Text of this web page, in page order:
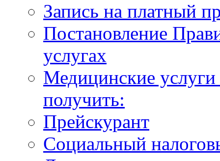
Запись на платный
Постановление
услугах
Медицинские
получить:
Прейскурант
Социальный